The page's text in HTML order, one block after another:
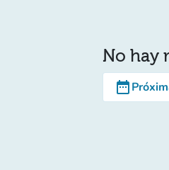
No hay
date_range